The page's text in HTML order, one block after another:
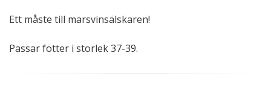
Ett måste till marsvinsälskaren!
Passar fötter i storlek 37-39.